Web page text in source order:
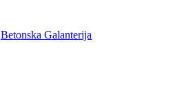
Betonska Galanterija